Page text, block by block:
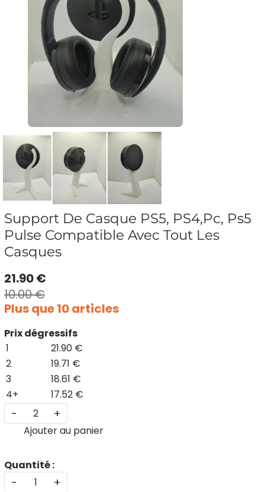
Support De Casque PS5, PS4,Pc, Ps5
Pulse Compatible Avec Tout Les
Casques
21.90 €
10.00 €
Plus que 10 articles
Prix dégressifs
1
21.90 €
2
19.71 €
3
18.61 €
4+
17.52 €
- +
Ajouter au panier
Quantité :
- +